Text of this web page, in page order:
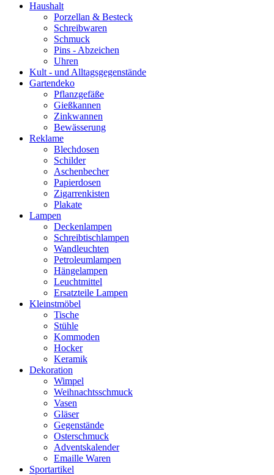
Haushalt
Porzellan & Besteck
Schreibwaren
Schmuck
Pins - Abzeichen
Uhren
Kult - und Alltagsgegenstände
Gartendeko
Pflanzgefäße
Gießkannen
Zinkwannen
Bewässerung
Reklame
Blechdosen
Schilder
Aschenbecher
Papierdosen
Zigarrenkisten
Plakate
Lampen
Deckenlampen
Schreibtischlampen
Wandleuchten
Petroleumlampen
Hängelampen
Leuchtmittel
Ersatzteile Lampen
Kleinstmöbel
Tische
Stühle
Kommoden
Hocker
Keramik
Dekoration
Wimpel
Weihnachtsschmuck
Vasen
Gläser
Gegenstände
Osterschmuck
Adventskalender
Emaille Waren
Sportartikel